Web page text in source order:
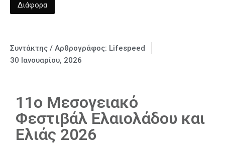
Διάφορα
Συντάκτης / Αρθρογράφος: Lifespeed
30 Ιανουαρίου, 2026
11ο Μεσογειακό
Φεστιβάλ Ελαιολάδου και
Ελιάς 2026